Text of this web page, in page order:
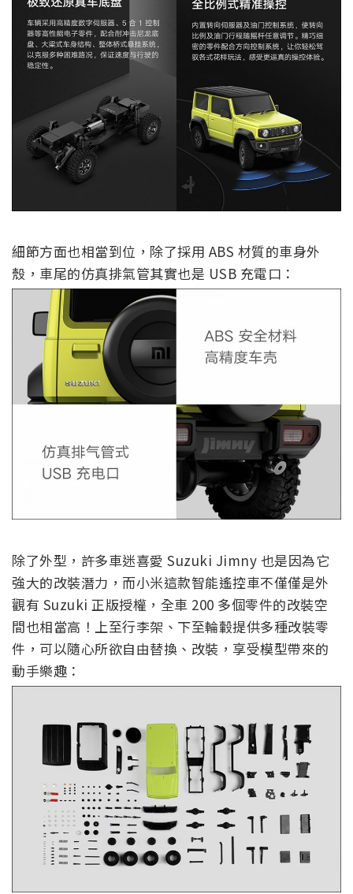
細節方面也相當到位，除了採用 ABS 材質的車身外
殼，車尾的仿真排氣管其實也是 USB 充電口：
除了外型，許多車迷喜愛 Suzuki Jimny 也是因為它
強大的改裝潛力，而小米這款智能遙控車不僅僅是外
觀有 Suzuki 正版授權，全車 200 多個零件的改裝空
間也相當高！上至行李架、下至輪轂提供多種改裝零
件，可以隨心所欲自由替換、改裝，享受模型帶來的
動手樂趣：